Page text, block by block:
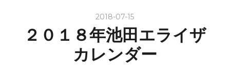
2018-07-15
２０１８年池田エライザ
カレンダー